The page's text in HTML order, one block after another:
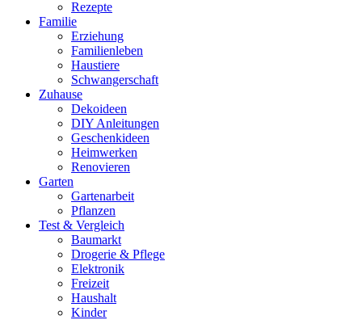
Rezepte
Familie
Erziehung
Familienleben
Haustiere
Schwangerschaft
Zuhause
Dekoideen
DIY Anleitungen
Geschenkideen
Heimwerken
Renovieren
Garten
Gartenarbeit
Pflanzen
Test & Vergleich
Baumarkt
Drogerie & Pflege
Elektronik
Freizeit
Haushalt
Kinder